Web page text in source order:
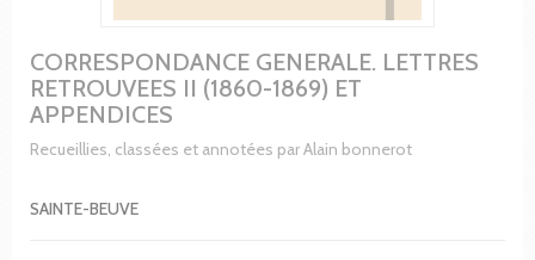
CORRESPONDANCE GENERALE. LETTRES
RETROUVEES II (1860-1869) ET
APPENDICES
Recueillies, classées et annotées par Alain bonnerot
SAINTE-BEUVE